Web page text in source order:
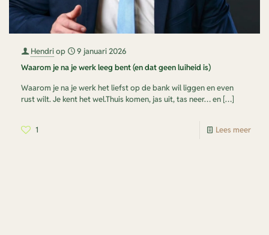
Hendriop
9 januari 2026
Waarom je na je werk leeg bent (en dat geen luiheid is)
Waarom je na je werk het liefst op de bank wil liggen en even
rust wilt. Je kent het wel.Thuis komen, jas uit, tas neer… en […]
1 Lees meer